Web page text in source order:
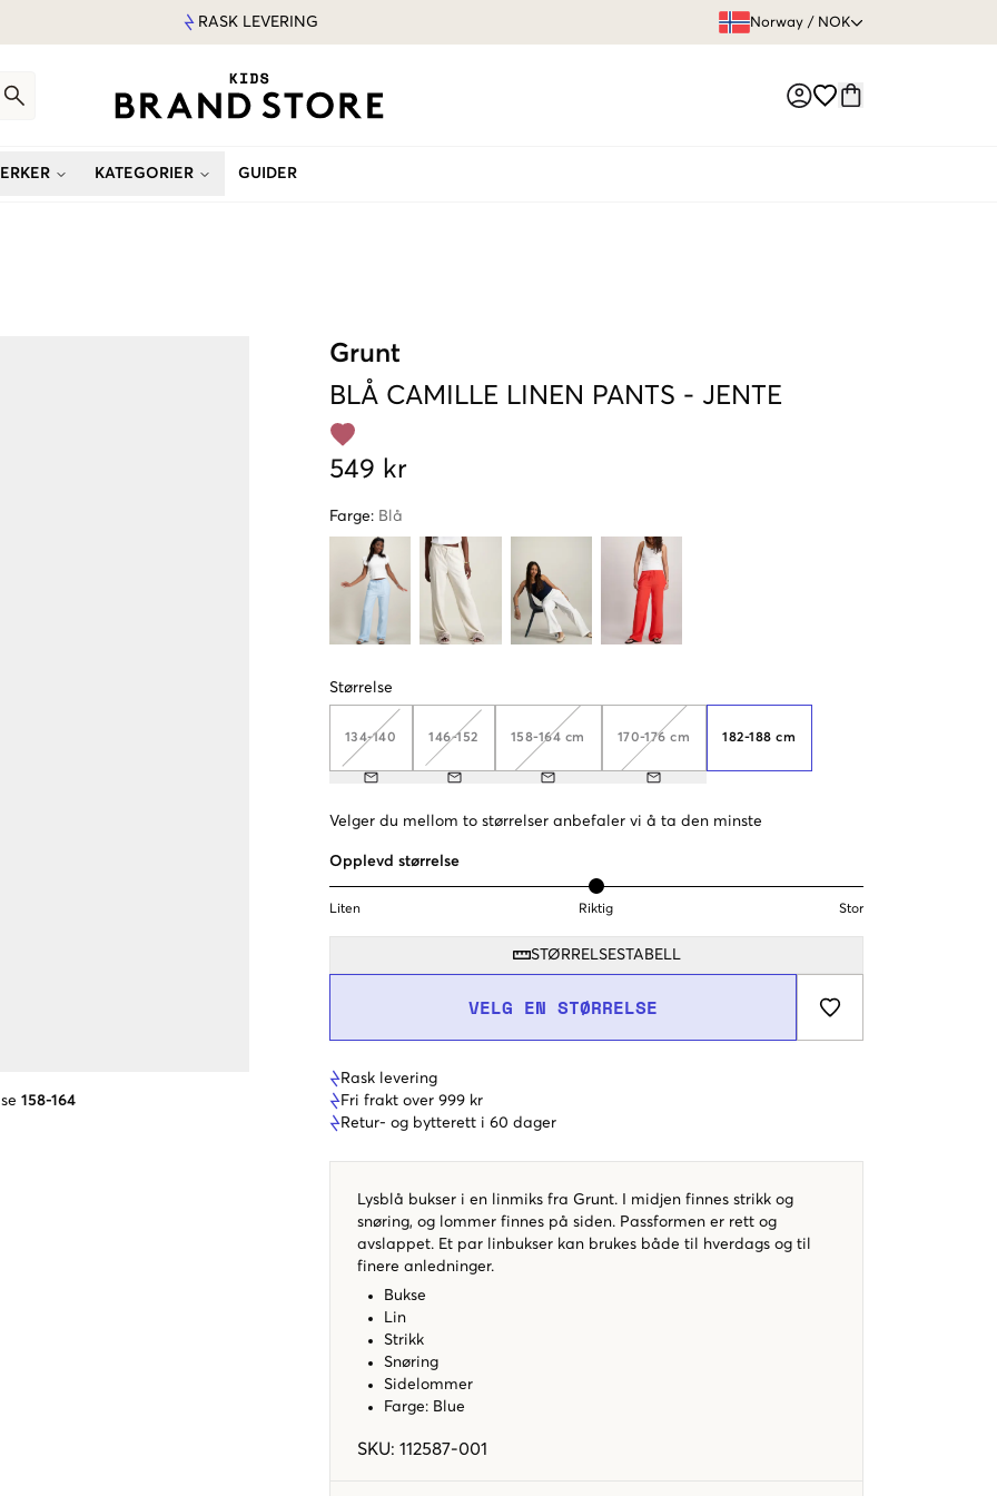
RASK LEVERING Norway / NOK
KATEGORIER GUIDER
158-164
Grunt
BLÅ CAMILLE LINEN PANTS - JENTE
549 kr
Farge: Blå
Størrelse
134-140 146-152 158-164 cm 170-176 cm 182-188 cm
Velger du mellom to størrelser anbefaler vi å ta den minste
Opplevd størrelse
Liten Riktig Stor
STØRRELSESTABELL
VELG EN STØRRELSE
Rask levering
Fri frakt over 999 kr
Retur- og bytterett i 60 dager
Lysblå bukser i en linmiks fra Grunt. I midjen finnes strikk og
snøring, og lommer finnes på siden. Passformen er rett og
avslappet. Et par linbukser kan brukes både til hverdags og til
finere anledninger.
Bukse
Lin
Strikk
Snøring
Sidelommer
Farge: Blue
SKU: 112587-001